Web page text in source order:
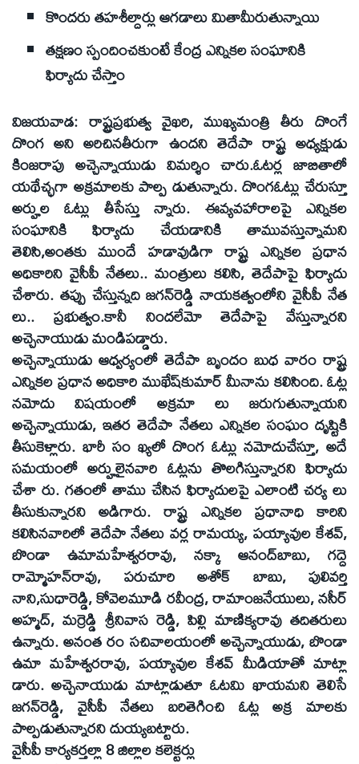
కొందరు తహశీల్దార్లు ఆగడాలు మితామీరుతున్నాయి
తక్షణం స్పందించకుంటే కేంద్ర ఎన్నికల సంఘానికి
ఫిర్యాదు చేస్తాం
విజయవాడ: రాష్ట్రప్రభుత్వ వైఖరి, ముఖ్యమంత్రి తీరు దొంగే
దొంగ అని అరిచినతీరుగా ఉందని తెదేపా రాష్ట్ర అధ్యక్షుడు
కింజరాపు అచ్చెన్నాయుడు విమర్శిం చారు.ఓటర్ల జాబితాలో
యథేచ్ఛగా అక్రమాలకు పాల్ప డుతున్నారు. దొంగఓట్లు చేరుస్తూ
అర్హుల ఓట్లు తీసేస్తు న్నారు. ఈవ్యవహారాలపై ఎన్నికల
సంఘానికి ఫిర్యాదు చేయడానికి తామువస్తున్నామని
తెలిసి,అంతకు ముందే హడావుడిగా రాష్ట్ర ఎన్నికల ప్రధాన
అధికారిని వైసీపీ నేతలు.. మంత్రులు కలిసి, తెదేపాపై ఫిర్యాదు
చేశారు. తప్పు చేస్తున్నది జగన్‌రెడ్డి నాయకత్వంలోని వైసీపీ నేత
లు.. ప్రభుత్వం.కానీ నిందలేమో తెదేపాపై వేస్తున్నారని
అచ్చెనాయుడు మండిపడ్డారు.
అచ్చెన్నాయుడు ఆధ్వర్యంలో తెదేపా బృందం బుధ వారం రాష్ట్ర
ఎన్నికల ప్రధాన అధికారి ముఖేష్‌కుమార్‌ మీనాను కలిసింది. ఓట్ల
నమోదు విషయంలో అక్రమా లు జరుగుతున్నాయని
అచ్చెన్నాయుడు, ఇతర తెదేపా నేతలు ఎన్నికల సంఘం దృష్టికి
తీసుకెళ్లారు. భారీ సం ఖ్యలో దొంగ ఓట్లు నమోదుచేస్తూ, అదే
సమయంలో అర్హులైనవారి ఓట్లను తొలగిస్తున్నారని ఫిర్యాదు
చేశా రు. గతంలో తాము చేసిన ఫిర్యాదులపై ఎలాంటి చర్య లు
తీసుకున్నారని అడిగారు. రాష్ట్ర ఎన్నికల ప్రధానాధి కారిని
కలిసినవారిలో తెదేపా నేతలు వర్ల రామయ్య, పయ్యావుల కేశవ్‌,
బొండా ఉమామహేశ్వరరావు, నక్కా ఆనంద్‌బాబు, గద్దె
రామ్మోహన్‌రావు, పరుచూరి అశోక్‌ బాబు, పులివర్తి
నాని,సుధారెడ్డి, కోవెలమూడి రవీంద్ర, రామాంజనేయులు, నసీర్‌
అహ్మద్‌, మర్రెడ్డి శ్రీనివాస రెడ్డి, పిల్లి మాణిక్యరావు తదితరులు
ఉన్నారు. అనంత రం సచివాలయంలో అచ్చెన్నాయుడు, బొండా
ఉమా మహేశ్వరరావు, పయ్యావుల కేశవ్‌ మీడియాతో మాట్లా
డారు. అచ్చెనాయుడు మాట్లాడుతూ ఓటమి ఖాయమని తెలిసే
జగన్‌రెడ్డి, వైసీపీ నేతలు బరితెగించి ఓట్ల అక్ర మాలకు
పాల్పడుతున్నారని దుయ్యబట్టారు.
వైసీపీ కార్యకర్తల్లా 8 జిల్లాల కలెక్టర్లు